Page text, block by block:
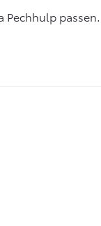
Pechhulp passen.